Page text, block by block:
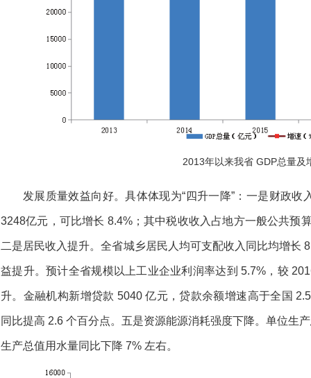
2013年以来我省 GDP总量及
发展质量效益向好。具体体现为“四升一降”：一是财政
3248亿元，可比增长 8.4%；其中税收收入占地方一般公共预
二是居民收入提升。全省城乡居民人均可支配收入同比均增长
益提升。预计全省规模以上工业企业利润率达到 5.7%，较
升。金融机构新增贷款 5040 亿元，贷款余额增速高于全国
同比提高 2.6 个百分点。五是资源能源消耗强度下降。单位生
生产总值用水量同比下降 7% 左右。